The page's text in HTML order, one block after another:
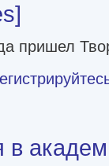
пришел
в